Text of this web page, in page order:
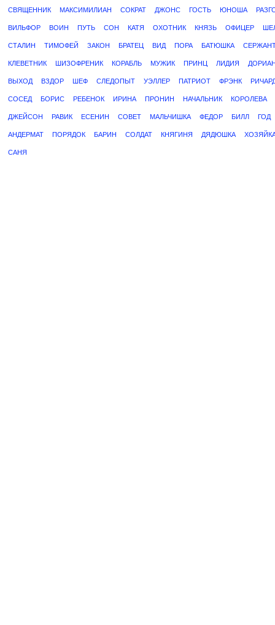
СВЯЩЕННИК МАКСИМИЛИАН СОКРАТ ДЖОНС ГОСТЬ ЮНОША
ВИЛЬФОР ВОИН ПУТЬ СОН КАТЯ ОХОТНИК КНЯЗЬ ОФИЦЕР
СТАЛИН ТИМОФЕЙ ЗАКОН БРАТЕЦ ВИД ПОРА БАТЮШКА
КЛЕВЕТНИК ШИЗОФРЕНИК КОРАБЛЬ МУЖИК ПРИНЦ ЛИДИЯ
ВЫХОД ВЗДОР ШЕФ СЛЕДОПЫТ УЭЛЛЕР ПАТРИОТ ФРЭНК
СОСЕД БОРИС РЕБЕНОК ИРИНА ПРОНИН НАЧАЛЬНИК КОРОЛЕВА
ДЖЕЙСОН РАВИК ЕСЕНИН СОВЕТ МАЛЬЧИШКА ФЕДОР БИЛЛ ГОД
АНДЕРМАТ ПОРЯДОК БАРИН СОЛДАТ КНЯГИНЯ ДЯДЮШКА
САНЯ